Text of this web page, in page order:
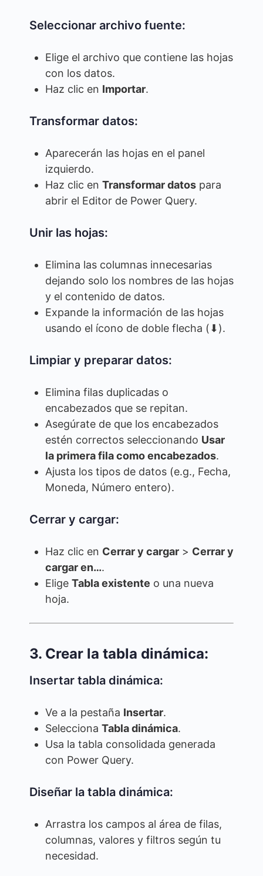
Seleccionar archivo fuente:
Elige el archivo que contiene las hojas
con los datos.
Haz clic en Importar.
Transformar datos:
Aparecerán las hojas en el panel
izquierdo.
Haz clic en Transformar datos para
abrir el Editor de Power Query.
Unir las hojas:
Elimina las columnas innecesarias
dejando solo los nombres de las hojas
y el contenido de datos.
Expande la información de las hojas
usando el ícono de doble flecha (⬇).
Limpiar y preparar datos:
Elimina filas duplicadas o
encabezados que se repitan.
Asegúrate de que los encabezados
estén correctos seleccionando Usar
la primera fila como encabezados.
Ajusta los tipos de datos (e.g., Fecha,
Moneda, Número entero).
Cerrar y cargar:
Haz clic en Cerrar y cargar > Cerrar y
cargar en….
Elige Tabla existente o una nueva
hoja.
3. Crear la tabla dinámica:
Insertar tabla dinámica:
Ve a la pestaña Insertar.
Selecciona Tabla dinámica.
Usa la tabla consolidada generada
con Power Query.
Diseñar la tabla dinámica:
Arrastra los campos al área de filas,
columnas, valores y filtros según tu
necesidad.